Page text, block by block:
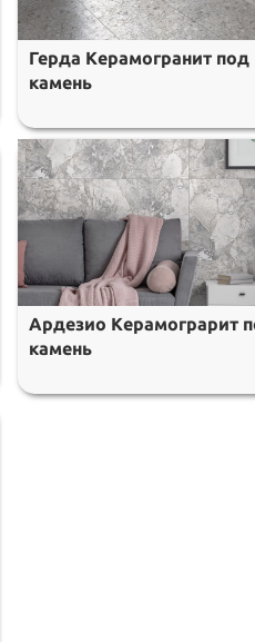
Герда Керамогранит под
камень
Ардезио Керамограрит
камень